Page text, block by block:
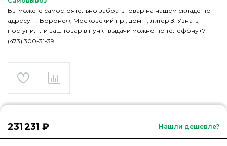
Вы можете самостоятельно забрать товар на нашем складе по
адресу: г. Воронеж, Московский пр., дом 11, литер З. Узнать,
поступил ли ваш товар в пункт выдачи можно по телефону+7
(473) 300-31-39
231 231 ₽ Нашли дешевле?